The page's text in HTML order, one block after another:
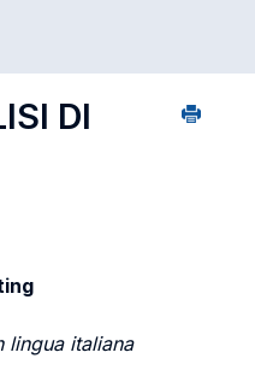
DI
lingua italiana